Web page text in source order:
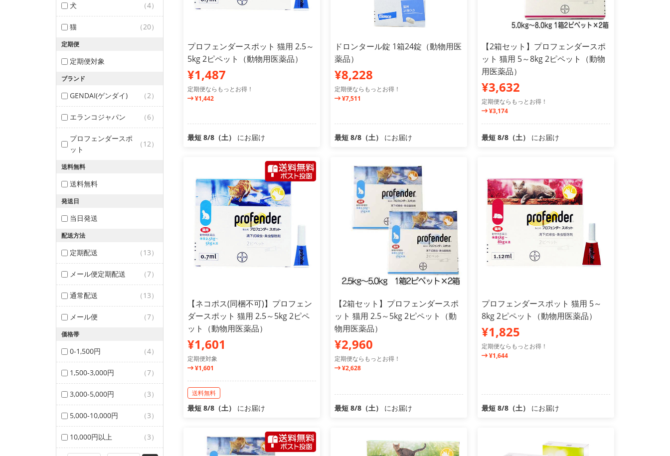
犬 （4）
猫 （20）
定期便
定期便対象
ブランド
GENDAI(ゲンダイ) （2）
エランコジャパン （6）
プロフェンダースポ
ット
（12）
送料無料
送料無料
発送日
当日発送
配送方法
定期配送 （13）
メール便定期配送 （7）
通常配送 （13）
メール便 （7）
価格帯
0-1,500円 （4）
1,500-3,000円 （7）
3,000-5,000円 （3）
5,000-10,000円 （3）
10,000円以上 （3）
プロフェンダースポット 猫用 2.5～
5kg 2ピペット（動物用医薬品）
¥1,487
定期便ならもっとお得！
¥1,442
最短 8/8（土） にお届け
ドロンタール錠 1箱24錠（動物用医
薬品）
¥8,228
定期便ならもっとお得！
¥7,511
最短 8/8（土） にお届け
【2箱セット】プロフェンダースポ
ット 猫用 5～8kg 2ピペット（動物
用医薬品）
¥3,632
定期便ならもっとお得！
¥3,174
最短 8/8（土） にお届け
【ネコポス(同梱不可)】プロフェン
ダースポット 猫用 2.5～5kg 2ピペ
ット（動物用医薬品）
¥1,601
定期便対象
¥1,601
送料無料
最短 8/8（土） にお届け
【2箱セット】プロフェンダースポ
ット 猫用 2.5～5kg 2ピペット（動
物用医薬品）
¥2,960
定期便ならもっとお得！
¥2,628
最短 8/8（土） にお届け
プロフェンダースポット 猫用 5～
8kg 2ピペット（動物用医薬品）
¥1,825
定期便ならもっとお得！
¥1,644
最短 8/8（土） にお届け